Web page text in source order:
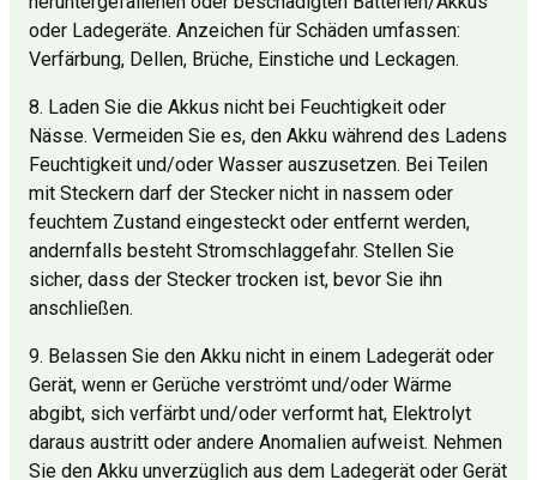
oder Ladegeräte. Anzeichen für Schäden umfassen:
Verfärbung, Dellen, Brüche, Einstiche und Leckagen.
8. Laden Sie die Akkus nicht bei Feuchtigkeit oder
Nässe. Vermeiden Sie es, den Akku während des Ladens
Feuchtigkeit und/oder Wasser auszusetzen. Bei Teilen
mit Steckern darf der Stecker nicht in nassem oder
feuchtem Zustand eingesteckt oder entfernt werden,
andernfalls besteht Stromschlaggefahr. Stellen Sie
sicher, dass der Stecker trocken ist, bevor Sie ihn
anschließen.
9. Belassen Sie den Akku nicht in einem Ladegerät oder
Gerät, wenn er Gerüche verströmt und/oder Wärme
abgibt, sich verfärbt und/oder verformt hat, Elektrolyt
daraus austritt oder andere Anomalien aufweist. Nehmen
Sie den Akku unverzüglich aus dem Ladegerät oder Gerät